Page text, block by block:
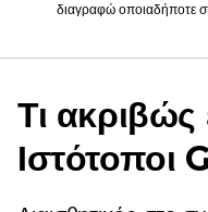
διαγραφώ οποιαδήποτε
Τι ακριβώς
Ιστότοποι